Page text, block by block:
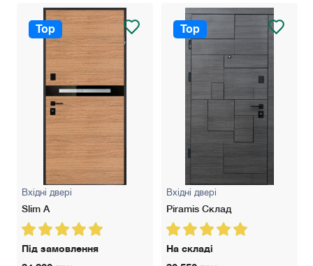
Top
Вхідні двері
Slim A
Під замовлення
Top
Вхідні двері
Piramis Склад
На складі